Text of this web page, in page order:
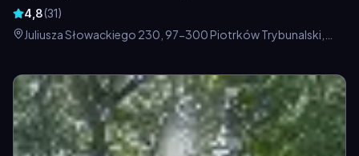
4,8(31)
Juliusza Słowackiego 230, 97-300 Piotrków Trybunalski,